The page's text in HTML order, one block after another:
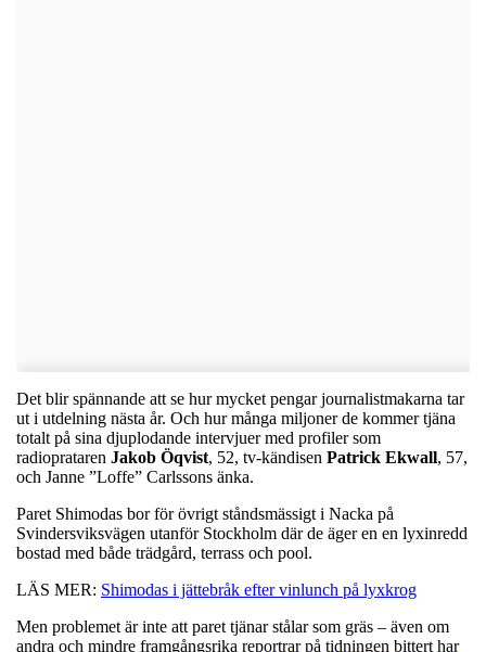
Det blir spännande att se hur mycket pengar journalistmakarna tar
ut i utdelning nästa år. Och hur många miljoner de kommer tjäna
totalt på sina djuplodande intervjuer med profiler som
radioprataren Jakob Öqvist, 52, tv-kändisen Patrick Ekwall, 57,
och Janne ”Loffe” Carlssons änka.
Paret Shimodas bor för övrigt ståndsmässigt i Nacka på
Svindersviksvägen utanför Stockholm där de äger en en lyxinredd
bostad med både trädgård, terrass och pool.
LÄS MER: Shimodas i jättebråk efter vinlunch på lyxkrog
Men problemet är inte att paret tjänar stålar som gräs – även om
andra och mindre framgångsrika reportrar på tidningen bittert har